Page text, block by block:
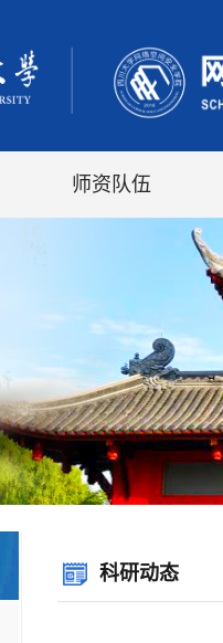
师资队伍
科研动态